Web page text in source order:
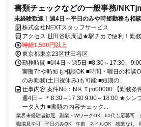
書類チェックなどの一般事務/
未経験歓迎！週4日～平日のみや時短勤務も相
株式会社NEXTスタッフサービス
アクセス 世田谷駅周辺★駅チカで便利！勤務
時給1,500円以上
東京都東京23区世田谷区
勤務時間 ■週4日～週5日 ■8:30～17:30、
実働7hや時短も相談OK ■時間・曜日の相談
のみ勤務(土日祝休み)も可能 ■短期の...
仕事内容 案件No：NＫＴjm00000 【勤務条
週4日～ ＊8:30～17:30 9:00～18:00 ★シン
ータ入力 ■書類の内容チェック...
業界未経験者歓迎 副業・WワークOK 60代も応募可
職場見学可
平日のみOK 午前 ネイルOK 残業なし